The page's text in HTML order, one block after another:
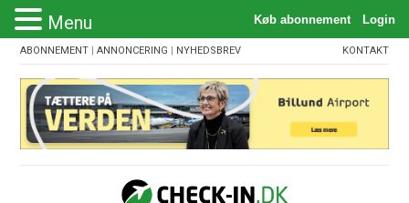
ABONNEMENT |ANNONCERING | NYHEDSBREV KONTAKT
Menu